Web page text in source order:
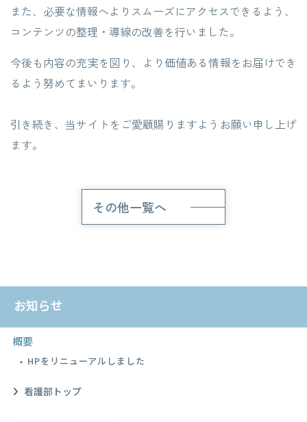
お知らせ
概要
HPをリニューアルしました
看護部トップ
また、必要な情報へよりスムーズにアクセスできるよう、
コンテンツの整理・導線の改善を行いました。
今後も内容の充実を図り、より価値ある情報をお届けでき
るよう努めてまいります。
引き続き、当サイトをご愛顧賜りますようお願い申し上げ
ます。
その他一覧へ